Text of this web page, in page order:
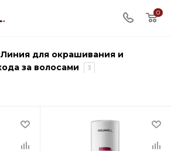
0
для окрашивания и
за волосами
3